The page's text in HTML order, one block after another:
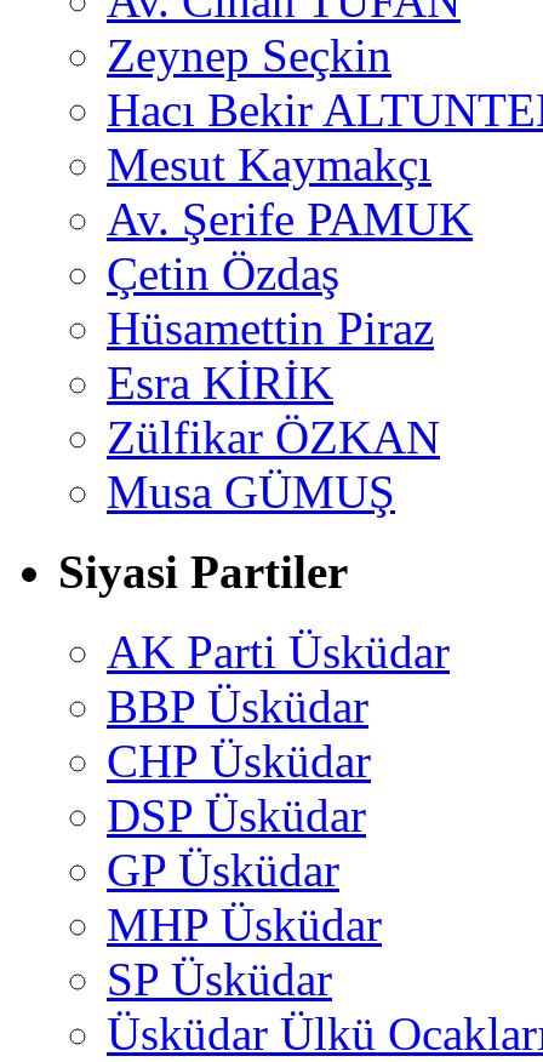
Zeynep Seçkin
Hacı Bekir
Mesut Kaymakçı
Av. Şerife PAMUK
Çetin Özdaş
Hüsamettin Piraz
Esra KİRİK
Zülfikar ÖZKAN
Musa GÜMUŞ
Siyasi Partiler
AK Parti Üsküdar
BBP Üsküdar
CHP Üsküdar
DSP Üsküdar
GP Üsküdar
MHP Üsküdar
SP Üsküdar
Üsküdar Ülkü